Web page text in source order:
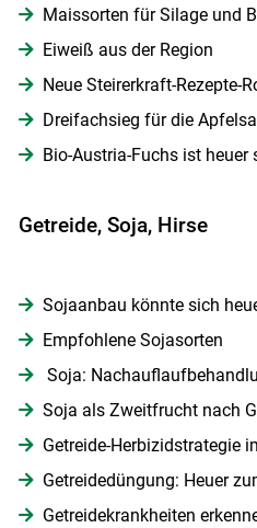
Skip to
Maissorten für Silage und
Eiweiß aus der Region
Neue Steirerkraft-Rezepte-
Dreifachsieg für die
Bio-Austria-Fuchs ist heuer
Getreide, Soja, Hirse
Sojaanbau könnte sich
Empfohlene Sojasorten
Soja:
Soja als Zweitfrucht nach
Getreide-Herbizidstrategie
Getreidedüngung: Heuer
Getreidekrankheiten